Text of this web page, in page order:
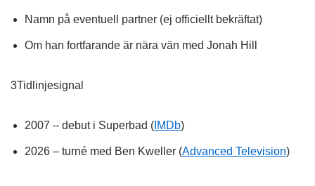
Namn på eventuell partner (ej officiellt bekräftat)
Om han fortfarande är nära vän med Jonah Hill
3Tidlinjesignal
2007 – debut i Superbad ( IMDb)
2026 – turné med Ben Kweller (Advanced Television)